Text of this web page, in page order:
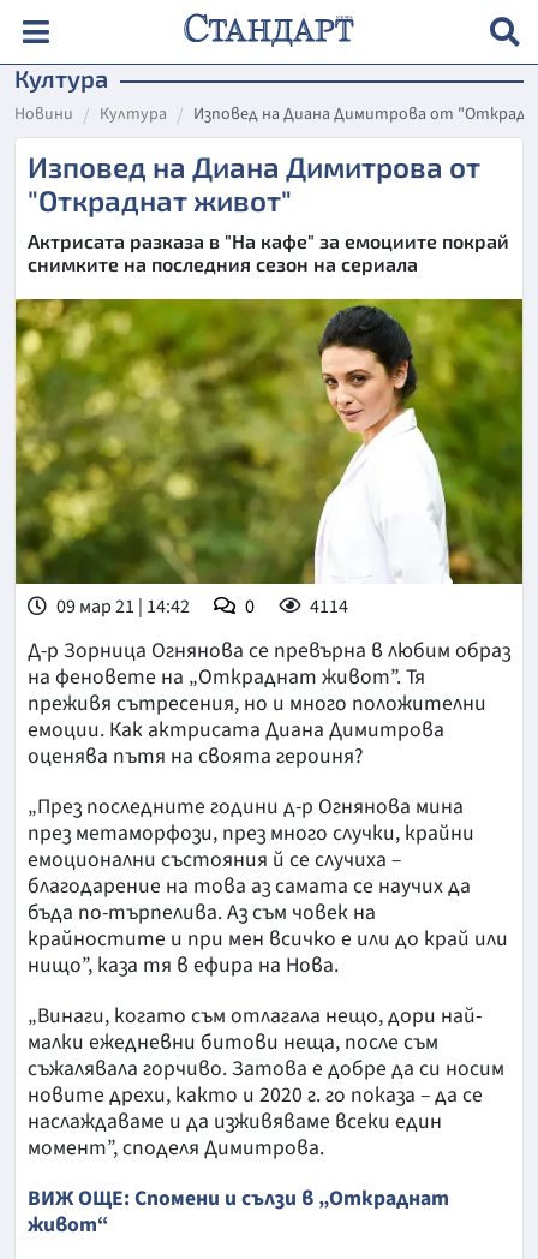
Култура
Новини Култура Изповед на Диана Димитрова от
Изповед на Диана Димитрова от
"Откраднат живот"
Актрисата разказа в "На кафе" за емоциите покрай
снимките на последния сезон на сериала
09 мар 21 | 14:42 0 4114
Д-р Зорница Огнянова се превърна в любим образ
на феновете на „Откраднат живот”. Тя
преживя сътресения, но и много положителни
емоции. Как актрисата Диана Димитрова
оценява пътя на своята героиня?
„През последните години д-р Огнянова мина
през метаморфози, през много случки, крайни
емоционални състояния й се случиха –
благодарение на това аз самата се научих да
бъда по-търпелива. Аз съм човек на
крайностите и при мен всичко е или до край или
нищо”, каза тя в ефира на Нова.
„Винаги, когато съм отлагала нещо, дори най-
малки ежедневни битови неща, после съм
съжалявала горчиво. Затова е добре да си носим
новите дрехи, както и 2020 г. го показа – да се
наслаждаваме и да изживяваме всеки един
момент”, споделя Димитрова.
ВИЖ ОЩЕ: Спомени и сълзи в „Откраднат
живот“